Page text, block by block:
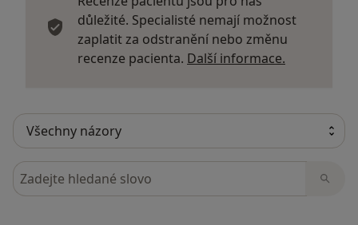
důležité. Specialisté nemají možnost
zaplatit za odstranění nebo změnu
recenze pacienta. Další informace.
Hledejte v názorech